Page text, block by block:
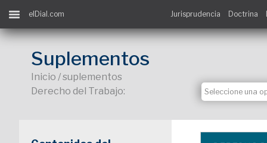
elDial.com Jurisprudencia Doctrina
Suplementos
Inicio / suplementos
Derecho del Trabajo: